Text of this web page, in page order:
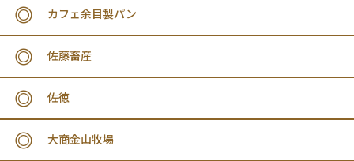
カフェ余目製パン
佐藤畜産
佐徳
大商金山牧場